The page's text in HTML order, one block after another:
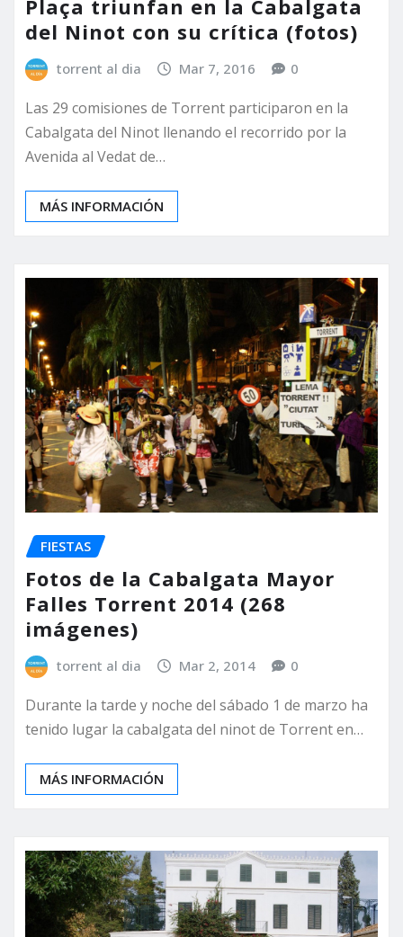
Plaça triunfan en la Cabalgata
del Ninot con su crítica (fotos)
torrent al dia Mar 7, 2016 0
Las 29 comisiones de Torrent participaron en la
Cabalgata del Ninot llenando el recorrido por la
Avenida al Vedat de…
MÁS INFORMACIÓN
FIESTAS
Fotos de la Cabalgata Mayor
Falles Torrent 2014 (268
imágenes)
torrent al dia Mar 2, 2014 0
Durante la tarde y noche del sábado 1 de marzo ha
tenido lugar la cabalgata del ninot de Torrent en…
MÁS INFORMACIÓN